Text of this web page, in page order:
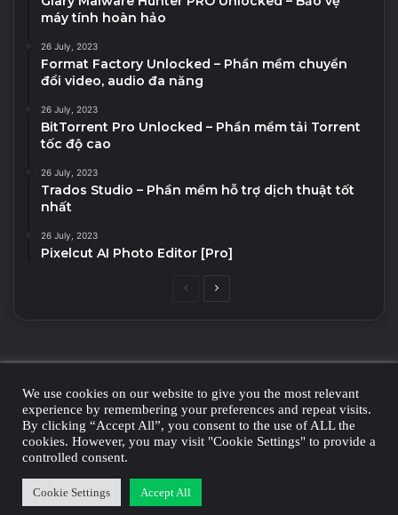
máy tính hoàn hảo
26 July, 2023
Format Factory Unlocked – Phần mềm chuyển
đổi video, audio đa năng
26 July, 2023
BitTorrent Pro Unlocked – Phần mềm tải Torrent
tốc độ cao
26 July, 2023
Trados Studio – Phần mềm hỗ trợ dịch thuật tốt
nhất
26 July, 2023
Pixelcut AI Photo Editor [Pro]
Previous
© Copyright 2026, All Rights Reserved | Made by Monetiza with
| Proudly Hosted by Monetiza
Privacy Policy
FacebookTwitter
We use cookies on our website to give you the most relevant
experience by remembering your preferences and repeat visits.
By clicking “Accept All”, you consent to the use of ALL the
cookies. However, you may visit "Cookie Settings" to provide a
controlled consent.
Cookie Settings Accept All